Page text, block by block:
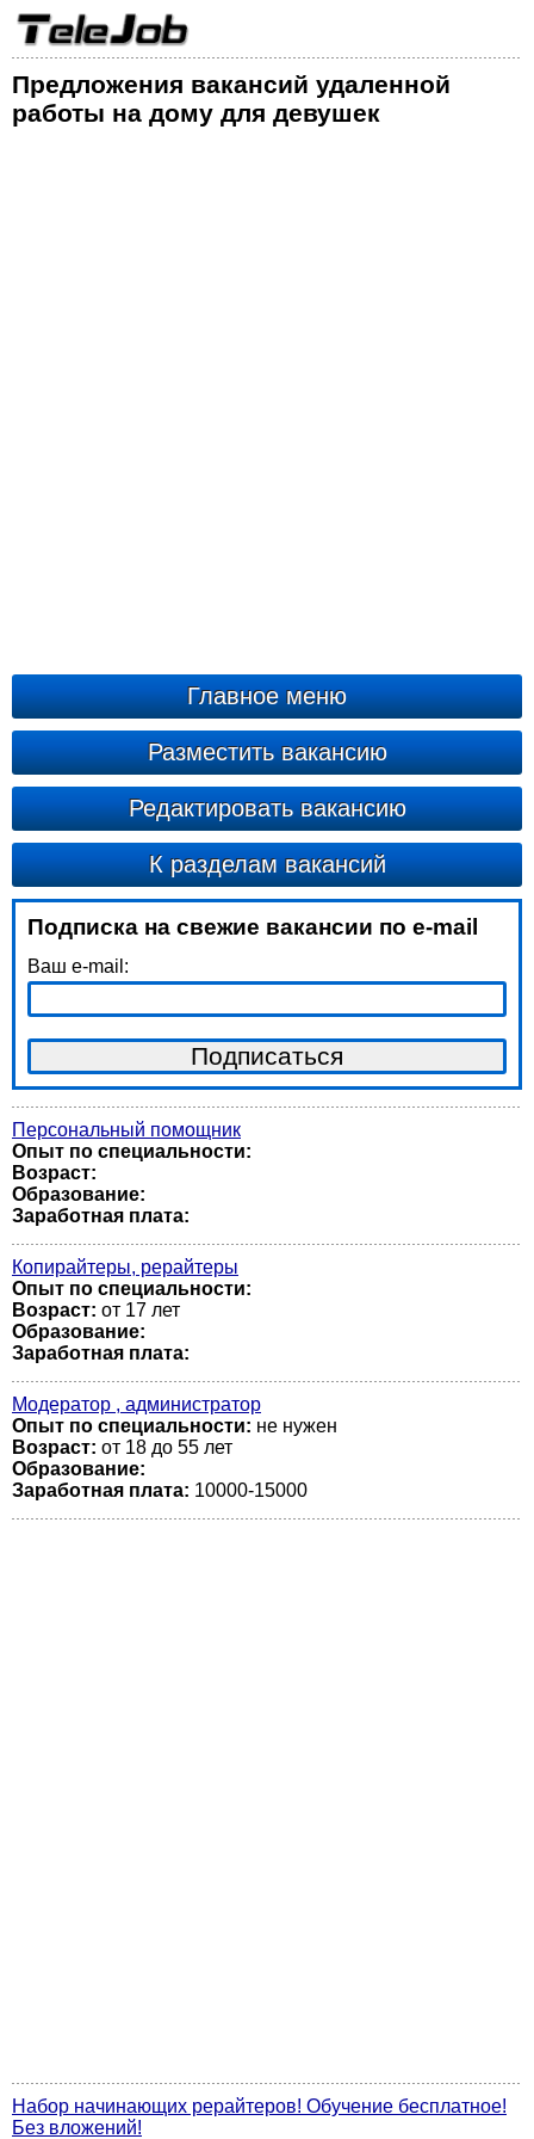
Предложения вакансий удаленной
работы на дому для девушек
Главное меню
Разместить вакансию
Редактировать вакансию
К разделам вакансий
Подписка на свежие вакансии по e-mail
Ваш e-mail:
Персональный помощник
Опыт по специальности:
Возраст:
Образование:
Заработная плата:
Копирайтеры, рерайтеры
Опыт по специальности:
Возраст: от 17 лет
Образование:
Заработная плата:
Модератор , администратор
Опыт по специальности: не нужен
Возраст: от 18 до 55 лет
Образование:
Заработная плата: 10000-15000
Набор начинающих рерайтеров! Обучение бесплатное!
Без вложений!